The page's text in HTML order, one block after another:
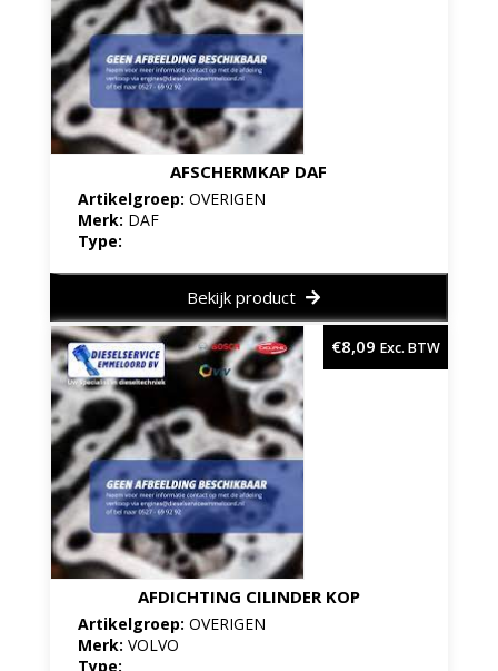
AFSCHERMKAP DAF
Artikelgroep: OVERIGEN
Merk: DAF
Type:
Bekijk product
AFDICHTING CILINDER KOP
Artikelgroep: OVERIGEN
Merk: VOLVO
Type:
€8,09 Exc. BTW